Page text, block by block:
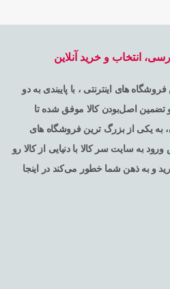
انتخاب و خرید آنلاین
های اینترنتی ، با پایبندی به دو
و تضمین اصل‌بودن کالا موفق شده تا
به یکی از بزرگ ترین فروشگاه های
به سایت سر کالا با دنیایی از کالا رو
و به ذهن شما خطور می‌کند در اینجا